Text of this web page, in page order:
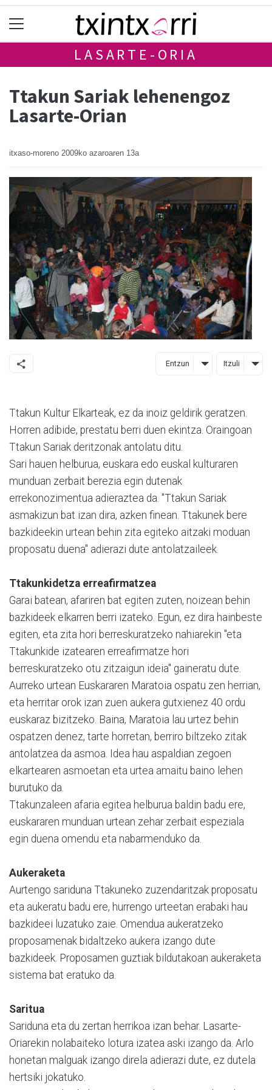
LASARTE-ORIA
Ttakun Sariak lehenengoz
Lasarte-Orian
itxaso-moreno 2009ko azaroaren 13a
Entzun Itzuli
Ttakun Kultur Elkarteak, ez da inoiz geldirik geratzen.
Horren adibide, prestatu berri duen ekintza. Oraingoan
Ttakun Sariak deritzonak antolatu ditu.
Sari hauen helburua, euskara edo euskal kulturaren
munduan zerbait berezia egin dutenak
errekonozimentua adieraztea da. "Ttakun Sariak
asmakizun bat izan dira, azken finean. Ttakunek bere
bazkideekin urtean behin zita egiteko aitzaki moduan
proposatu duena" adierazi dute antolatzaileek.
Ttakunkidetza erreafirmatzea
Garai batean, afariren bat egiten zuten, noizean behin
bazkideek elkarren berri izateko. Egun, ez dira hainbeste
egiten, eta zita hori berreskuratzeko nahiarekin "eta
Ttakunkide izatearen erreafirmatze hori
berreskuratzeko otu zitzaigun ideia" gaineratu dute.
Aurreko urtean Euskararen Maratoia ospatu zen herrian,
eta herritar orok izan zuen aukera gutxienez 40 ordu
euskaraz bizitzeko. Baina, Maratoia lau urtez behin
ospatzen denez, tarte horretan, berriro biltzeko zitak
antolatzea da asmoa. Idea hau aspaldian zegoen
elkartearen asmoetan eta urtea amaitu baino lehen
burutuko da.
Ttakunzaleen afaria egitea helburua baldin badu ere,
euskararen munduan urtean zehar zerbait espeziala
egin duena omendu eta nabarmenduko da.
Aukeraketa
Aurtengo sariduna Ttakuneko zuzendaritzak proposatu
eta aukeratu badu ere, hurrengo urteetan erabaki hau
bazkideei luzatuko zaie. Omendua aukeratzeko
proposamenak bidaltzeko aukera izango dute
bazkideek. Proposamen guztiak bildutakoan aukeraketa
sistema bat eratuko da.
Saritua
Sariduna eta du zertan herrikoa izan behar. Lasarte-
Oriarekin nolabaiteko lotura izatea aski izango da. Arlo
honetan malguak izango direla adierazi dute, ez dutela
hertsiki jokatuko.